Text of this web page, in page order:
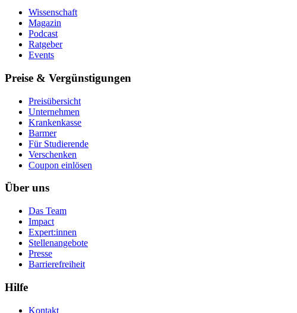
Wissenschaft
Magazin
Podcast
Ratgeber
Events
Preise & Vergünstigungen
Preisübersicht
Unternehmen
Krankenkasse
Barmer
Für Studierende
Ver­schen­ken
Coupon einlösen
Über uns
Das Team
Impact
Expert:innen
Stellenangebote
Presse
Barrierefreiheit
Hilfe
Kontakt